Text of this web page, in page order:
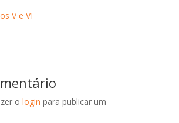
V e VI
o login para publicar um